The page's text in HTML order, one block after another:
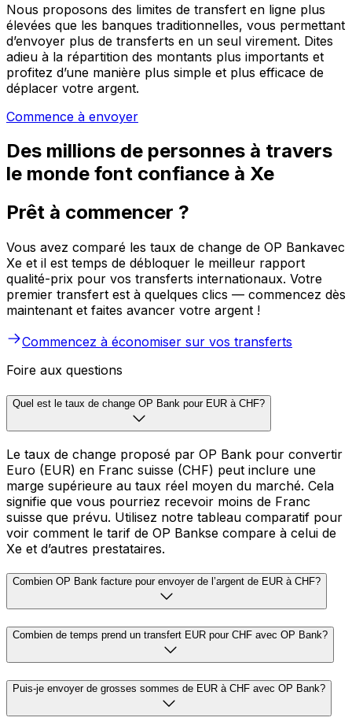
Nous proposons des limites de transfert en ligne plus
élevées que les banques traditionnelles, vous permettant
d’envoyer plus de transferts en un seul virement. Dites
adieu à la répartition des montants plus importants et
profitez d’une manière plus simple et plus efficace de
déplacer votre argent.
Commence à envoyer
Des millions de personnes à travers
le monde font confiance à Xe
Prêt à commencer ?
Vous avez comparé les taux de change de OP Bankavec
Xe et il est temps de débloquer le meilleur rapport
qualité-prix pour vos transferts internationaux. Votre
premier transfert est à quelques clics — commencez dès
maintenant et faites avancer votre argent !
Commencez à économiser sur vos transferts
Foire aux questions
Quel est le taux de change OP Bank pour EUR à CHF?
Le taux de change proposé par OP Bank pour convertir
Euro (EUR) en Franc suisse (CHF) peut inclure une
marge supérieure au taux réel moyen du marché. Cela
signifie que vous pourriez recevoir moins de Franc
suisse que prévu. Utilisez notre tableau comparatif pour
voir comment le tarif de OP Bankse compare à celui de
Xe et d’autres prestataires.
Combien OP Bank facture pour envoyer de l’argent de EUR à CHF?
Combien de temps prend un transfert EUR pour CHF avec OP Bank?
Puis-je envoyer de grosses sommes de EUR à CHF avec OP Bank?